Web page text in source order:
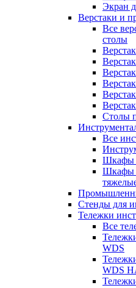
Экран
Верстаки и
Все
столы
Столы
Все
Шкафы
Шкафы
Стенды для
Тележки
Все
WDS
WDS